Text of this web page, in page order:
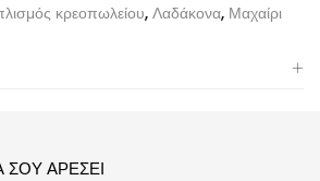
κρεοπωλείου, Λαδάκονα, Μαχαίρι
ΣΟΥ ΑΡΈΣΕΙ